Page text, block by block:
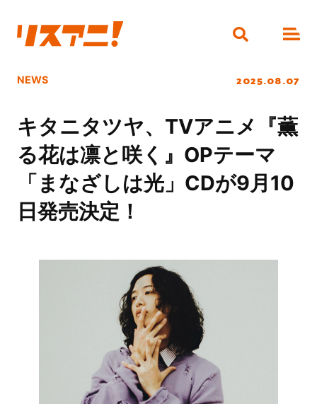
NEWS 2025.08.07
キタニタツヤ、TVアニメ『薫
る花は凛と咲く』OPテーマ
「まなざしは光」CDが9月10
日発売決定！